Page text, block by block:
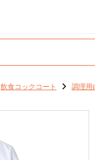
飲食コックコート 調理用